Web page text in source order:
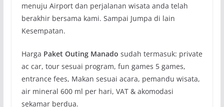
menuju Airport dan perjalanan wisata anda telah
berakhir bersama kami. Sampai Jumpa di lain
Kesempatan.
Harga Paket Outing Manado sudah termasuk: private
ac car, tour sesuai program, fun games 5 games,
entrance fees, Makan sesuai acara, pemandu wisata,
air mineral 600 ml per hari, VAT & akomodasi
sekamar berdua.